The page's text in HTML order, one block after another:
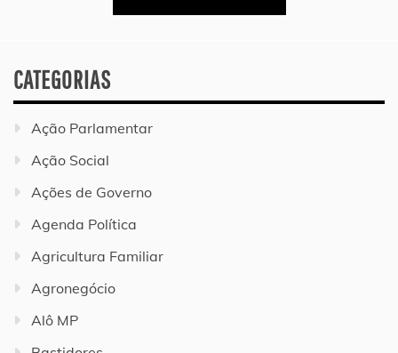
CATEGORIAS
Ação Parlamentar
Ação Social
Ações de Governo
Agenda Política
Agricultura Familiar
Agronegócio
Alô MP